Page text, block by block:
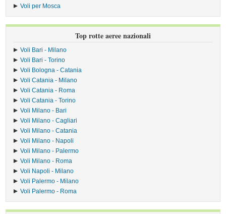
Voli per Mosca
Top rotte aeree nazionali
Voli Bari - Milano
Voli Bari - Torino
Voli Bologna - Catania
Voli Catania - Milano
Voli Catania - Roma
Voli Catania - Torino
Voli Milano - Bari
Voli Milano - Cagliari
Voli Milano - Catania
Voli Milano - Napoli
Voli Milano - Palermo
Voli Milano - Roma
Voli Napoli - Milano
Voli Palermo - Milano
Voli Palermo - Roma